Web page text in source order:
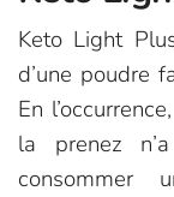
Keto Light
d’une poudre
En
la prenez